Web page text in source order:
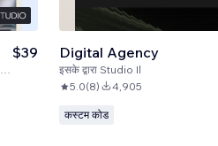
$39 Digital Agency
इसके द्वारा Studio Il
5.0(8) 4,905
कस्टम कोड